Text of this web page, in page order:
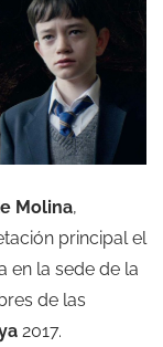
Molina,
principal el
en la sede de la
de las
2017.